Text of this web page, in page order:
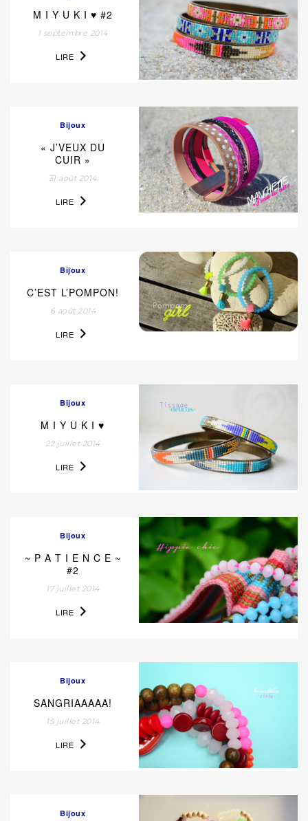
M I Y U K I ♥ #2
1 septembre 2014
LIRE
Bijoux
« J’VEUX DU
CUIR »
31 août 2014
LIRE
Bijoux
C’EST L’POMPON!
6 août 2014
LIRE
Bijoux
M I Y U K I ♥
22 juillet 2014
LIRE
Bijoux
~ P A T I E N C E ~
#2
17 juillet 2014
LIRE
Bijoux
SANGRIAAAAA!
15 juillet 2014
LIRE
Bijoux